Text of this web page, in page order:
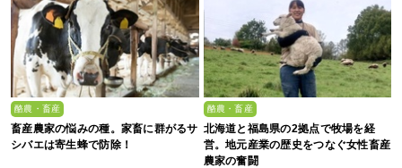
酪農・畜産
畜産農家の悩みの種。家畜に群がるサ
シバエは寄生蜂で防除！
酪農・畜産
北海道と福島県の2拠点で牧場を経
営。地元産業の歴史をつなぐ女性畜産
農家の奮闘